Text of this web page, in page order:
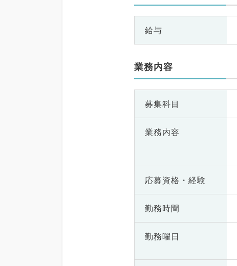
給与
業務内容
募集科目
業務内容
応募資格・ 経験
勤務時間
勤務曜日